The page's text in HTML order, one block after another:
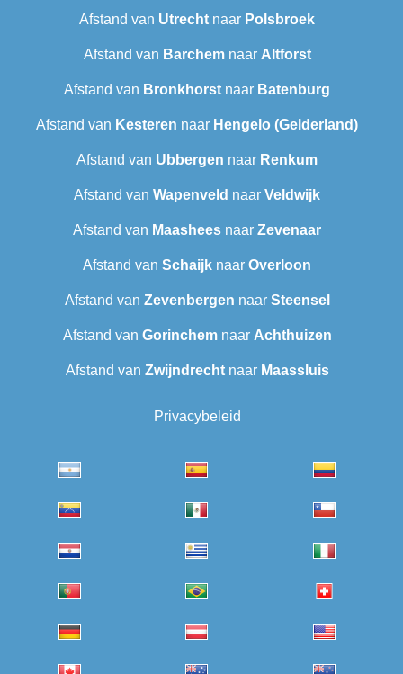
Afstand van Utrecht naar Polsbroek
Afstand van Barchemnaar Altforst
Afstand van Bronkhorst naar Batenburg
Afstand van Kesteren naar Hengelo (Gelderland)
Afstand van Ubbergen naar Renkum
Afstand van Wapenveld naar Veldwijk
Afstand van Maashees naar Zevenaar
Afstand van Schaijk naar Overloon
Afstand van Zevenbergen naar Steensel
Afstand van Gorinchemnaar Achthuizen
Afstand van Zwijndrechtnaar Maassluis
Privacybeleid